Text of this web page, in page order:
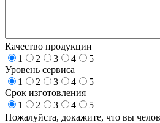
Качество продукции
1
2 3 4
5
Уровень сервиса
1
2 3 4
5
Срок изготовления
1
2 3 4
5
Пожалуйста, докажите, что вы